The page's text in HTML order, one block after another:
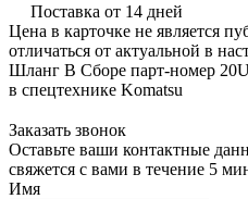
Поставка от 14 дней
Цена в карточке не является
отличаться от актуальной в
Шланг В Сборе парт-номер
в спецтехнике Komatsu
Заказать звонок
Оставьте ваши контактные
свяжется с вами в течение 5
Имя